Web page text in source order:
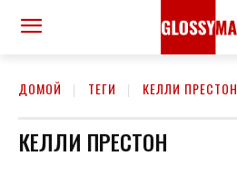
ДОМОЙ ТЕГИ КЕЛЛИ ПРЕСТОН
КЕЛЛИ ПРЕСТОН